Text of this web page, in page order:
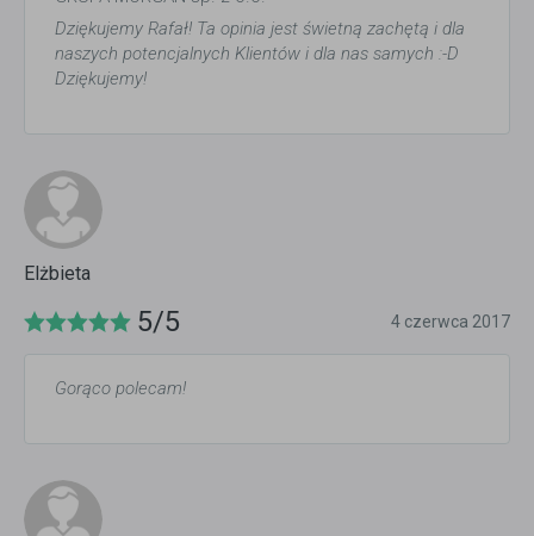
Dziękujemy Rafał! Ta opinia jest świetną zachętą i dla
naszych potencjalnych Klientów i dla nas samych :-D
Dziękujemy!
Elżbieta
5/5 4 czerwca 2017
Gorąco polecam!